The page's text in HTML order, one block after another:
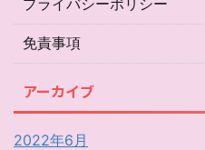
免責事項
アーカイブ
2022年6月